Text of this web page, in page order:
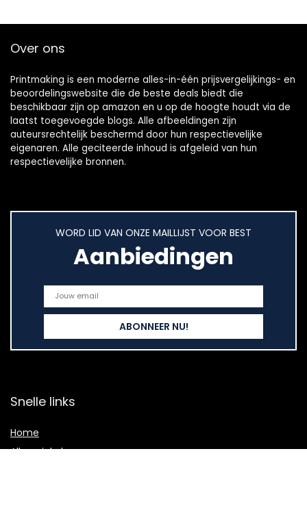
Over ons
Printmaking is een moderne alles-in-één prijsvergelijkings- en
beoordelingswebsite die de beste deals biedt die
beschikbaar zijn op amazon en u op de hoogte houdt via de
laatst toegevoegde blogs. Alle afbeeldingen zijn
auteursrechtelijk beschermd door hun respectievelijke
eigenaren. Alle geciteerde inhoud is afgeleid van hun
respectievelijke bronnen.
WORD LID VAN ONZE MAILLIJST VOOR BEST
Aanbiedingen
Snelle links
Home
Alles winkelen